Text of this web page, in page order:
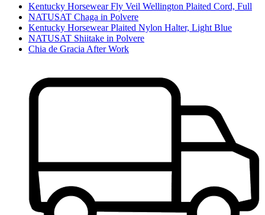
Kentucky Horsewear Fly Veil Wellington Plaited Cord, Full
NATUSAT Chaga in Polvere
Kentucky Horsewear Plaited Nylon Halter, Light Blue
NATUSAT Shiitake in Polvere
Chia de Gracia After Work